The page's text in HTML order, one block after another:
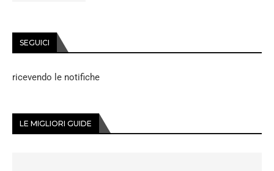
SEGUICI
ricevendo le notifiche
LE MIGLIORI GUIDE